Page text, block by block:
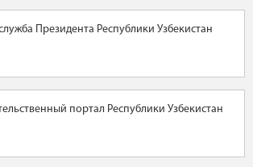
Президента Республики Узбекистан
портал Республики Узбекистан